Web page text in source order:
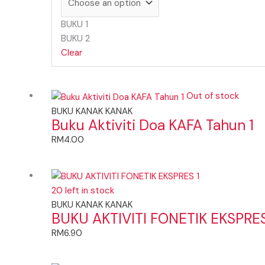
BUKU 1
BUKU 2
Clear
Out of stock
BUKU KANAK KANAK
Buku Aktiviti Doa KAFA Tahun 1
RM4.00
20 left in stock
BUKU KANAK KANAK
BUKU AKTIVITI FONETIK
RM6.90